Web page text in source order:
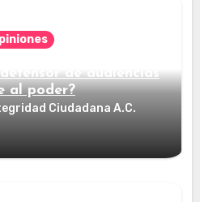
de audiencias
al poder?
Ciudadana A.C.